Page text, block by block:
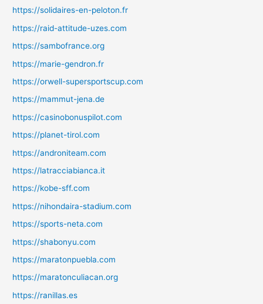
https://solidaires-en-peloton.fr
https://raid-attitude-uzes.com
https://sambofrance.org
https://marie-gendron.fr
https://orwell-supersportscup.com
https://mammut-jena.de
https://casinobonuspilot.com
https://planet-tirol.com
https://androniteam.com
https://latracciabianca.it
https://kobe-sff.com
https://nihondaira-stadium.com
https://sports-neta.com
https://shabonyu.com
https://maratonpuebla.com
https://maratonculiacan.org
https://ranillas.es